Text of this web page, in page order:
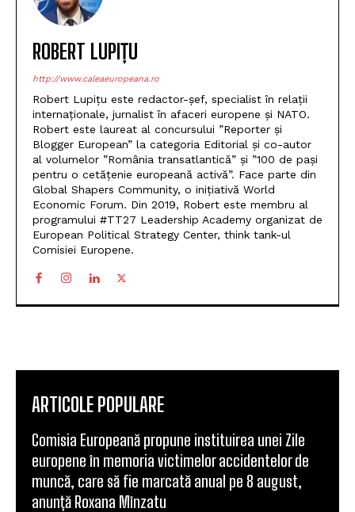
ROBERT LUPIȚU
http://www.caleaeuropeana.ro
Robert Lupițu este redactor-șef, specialist în relații
internaționale, jurnalist în afaceri europene și NATO.
Robert este laureat al concursului ”Reporter și
Blogger European” la categoria Editorial și co-autor
al volumelor ”România transatlantică” și ”100 de pași
pentru o cetățenie europeană activă”. Face parte din
Global Shapers Community, o inițiativă World
Economic Forum. Din 2019, Robert este membru al
programului #TT27 Leadership Academy organizat de
European Political Strategy Center, think tank-ul
Comisiei Europene.
ARTICOLE POPULARE
Comisia Europeană propune instituirea unei Zile
europene în memoria victimelor accidentelor de
muncă, care să fie marcată anual pe 8 august,
anunță Roxana Mînzatu